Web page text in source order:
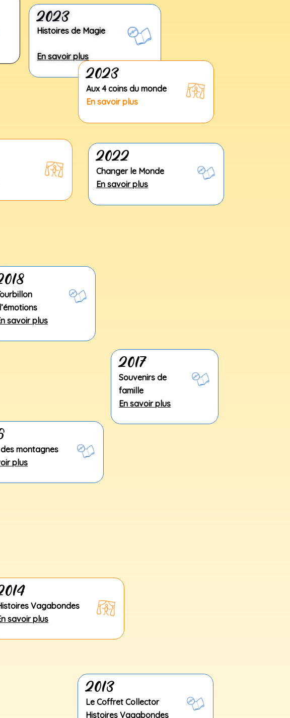
2023
Histoires de Magie
En savoir plus
2023
Aux 4 coins du monde
En savoir plus
2022
Changer le Monde
En savoir plus
savoir plus
2017
Souvenirs de
famille
En savoir plus
montagnes
plus
Vagabondes
savoir plus
2013
Le Coffret Collector
Histoires Vagabondes